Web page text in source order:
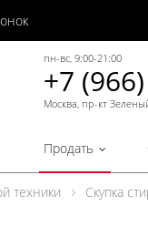
пн-вс, 9:00-21:00
+7
Москва, пр-кт
Продать
техники Скупка